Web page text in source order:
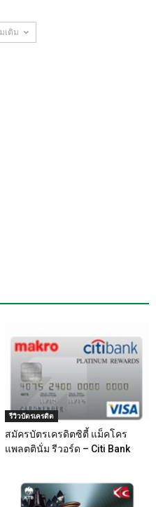
เติม
รีวิวบัตรเครดิต
สมัครบัตรเครดิตซิตี้ แม็คโคร
แพลตตินั่ม รีวอร์ด – Citi Bank